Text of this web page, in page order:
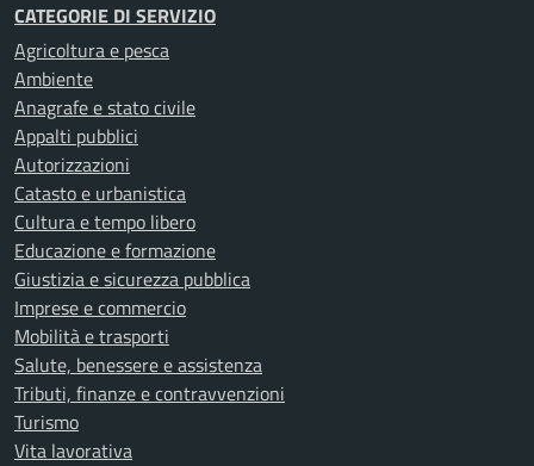
CATEGORIE DI SERVIZIO
Agricoltura e pesca
Ambiente
Anagrafe e stato civile
Appalti pubblici
Autorizzazioni
Catasto e urbanistica
Cultura e tempo libero
Educazione e formazione
Giustizia e sicurezza pubblica
Imprese e commercio
Mobilità e trasporti
Salute, benessere e assistenza
Tributi, finanze e contravvenzioni
Turismo
Vita lavorativa